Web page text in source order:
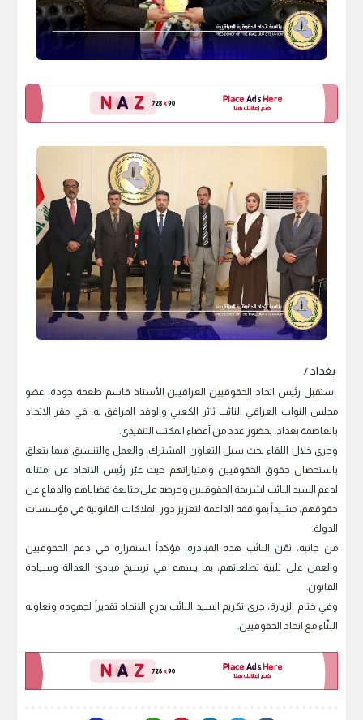
بغداد /
استقبل رئيس اتحاد الحقوقيين العراقيين الأستاذ قاسم طعمة جودة، عضو
مجلس النواب العراقي النائب ثائر الكعبي والوفد المرافق له، في مقر الاتحاد
بالعاصمة بغداد، بحضور عدد من أعضاء المكتب التنفيذي.
وجرى خلال اللقاء بحث سبل التعاون المشترك، والعمل والتنسيق فيما يتعلق
باستحصال حقوق الحقوقيين وامتيازاتهم حيث عبّر رئيس الاتحاد عن امتنانه
لدعم السيد النائب لشريحة الحقوقيين وحرصه على متابعة قضاياهم والدفاع عن
حقوقهم، مشيداً بمواقفه الداعمة لتعزيز دور الملاكات القانونية في مؤسسات
الدولة.
من جانبه، ثمّن النائب هذه المبادرة، مؤكداً استمراره في دعم الحقوقيين
والعمل على تلبية تطلعاتهم، بما يسهم في ترسيخ مبادئ العدالة وسيادة
القانون.
وفي ختام الزيارة، جرى تكريم السيد النائب بدرع الاتحاد تقديراً لجهوده وتعاونه
البنّاء مع اتحاد الحقوقيين.